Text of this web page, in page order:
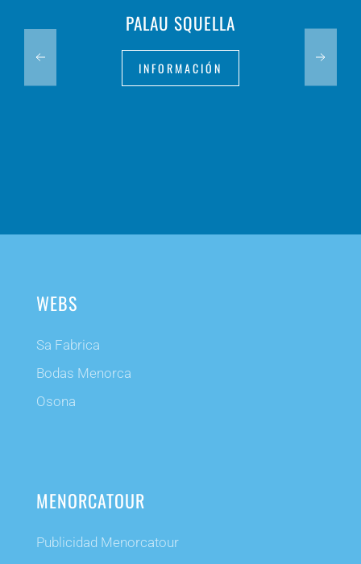
PALAU SQUELLA
INFORMACIÓN
WEBS
Sa Fabrica
Bodas Menorca
Osona
MENORCATOUR
Publicidad Menorcatour